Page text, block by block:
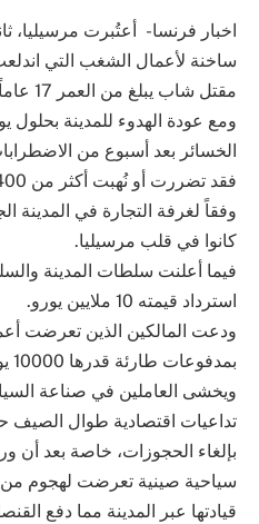
اخبار فرنسا- أعتُبرت مرسيليا،
ساخنة لأعمال الشغب التي
مقتل شاب يبلغ من العمر 17 عاماً على يد الشرطة الفرنسية.
ومع عودة الهدوء للمدينة بحلول
الخسائر بعد أسبوع من
كانوا في قلب مرسيليا.
فيما أعلنت سلطات المدينة
استرداد قيمته 10 ملايين يورو.
ودعت المالكين الذين تعرضت
بمدفوعات طارئة قدرها 10000 يورو لكل منهم.
ويخشى العاملين في صناعة
تداعيات اقتصادية طوال الصيف
بإلغاء الحجوزات، خاصة بعد أن
سياحية صينية تعرضت لهجوم من
قيادتها عبر المدينة مما دفع